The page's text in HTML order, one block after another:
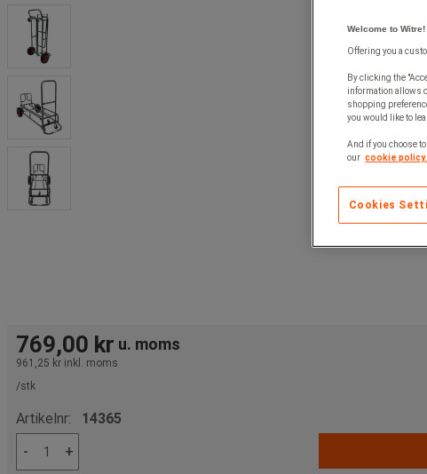
769,00 kr u. moms
961,25 kr inkl. moms
/stk
Artikelnr: 14365
-
+
Welcome to Witre!
Offering you a
By clicking the
information allows
shopping
you would like to
And if you choose
our cookie policy.
Cookies